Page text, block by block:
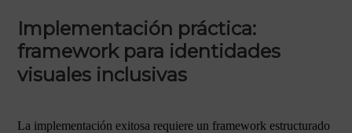
Implementación práctica:
framework para identidades
visuales inclusivas
La implementación exitosa requiere un framework estructurado